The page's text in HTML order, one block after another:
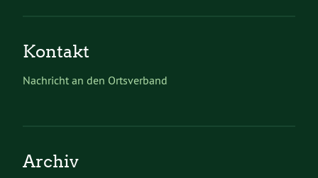
Kontakt
Nachricht an den Ortsverband
Archiv